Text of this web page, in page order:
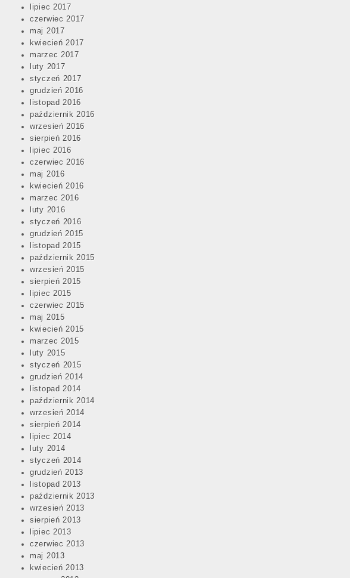
lipiec 2017
czerwiec 2017
maj 2017
kwiecień 2017
marzec 2017
luty 2017
styczeń 2017
grudzień 2016
listopad 2016
październik 2016
wrzesień 2016
sierpień 2016
lipiec 2016
czerwiec 2016
maj 2016
kwiecień 2016
marzec 2016
luty 2016
styczeń 2016
grudzień 2015
listopad 2015
październik 2015
wrzesień 2015
sierpień 2015
lipiec 2015
czerwiec 2015
maj 2015
kwiecień 2015
marzec 2015
luty 2015
styczeń 2015
grudzień 2014
listopad 2014
październik 2014
wrzesień 2014
sierpień 2014
lipiec 2014
luty 2014
styczeń 2014
grudzień 2013
listopad 2013
październik 2013
wrzesień 2013
sierpień 2013
lipiec 2013
czerwiec 2013
maj 2013
kwiecień 2013